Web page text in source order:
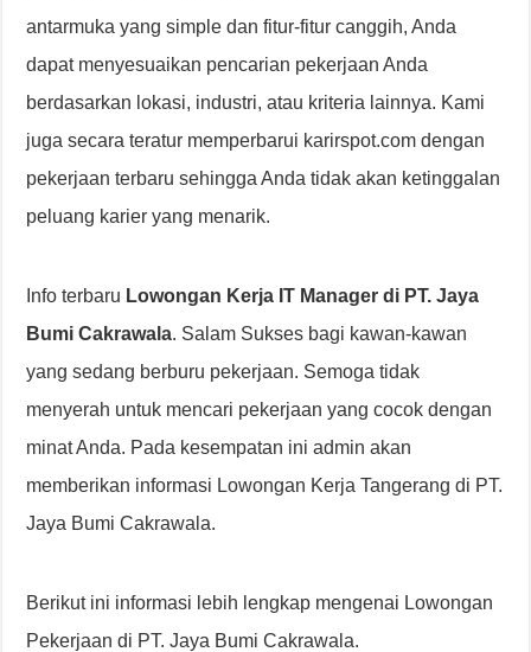
antarmuka yang simple dan fitur-fitur canggih, Anda
dapat menyesuaikan pencarian pekerjaan Anda
berdasarkan lokasi, industri, atau kriteria lainnya. Kami
juga secara teratur memperbarui karirspot.com dengan
pekerjaan terbaru sehingga Anda tidak akan ketinggalan
peluang karier yang menarik.
Info terbaru Lowongan Kerja IT Manager di PT. Jaya
Bumi Cakrawala. Salam Sukses bagi kawan-kawan
yang sedang berburu pekerjaan. Semoga tidak
menyerah untuk mencari pekerjaan yang cocok dengan
minat Anda. Pada kesempatan ini admin akan
memberikan informasi Lowongan Kerja Tangerang di PT.
Jaya Bumi Cakrawala.
Berikut ini informasi lebih lengkap mengenai Lowongan
Pekerjaan di PT. Jaya Bumi Cakrawala.